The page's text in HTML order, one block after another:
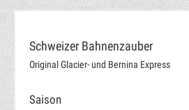
Schweizer Bahnenzauber
Original Glacier- und Bernina Express
Saison